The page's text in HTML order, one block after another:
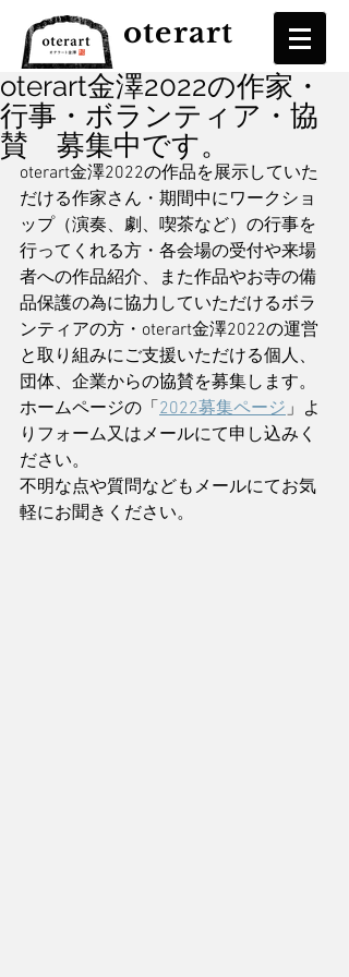
oterart
oterart金澤2022の作家・
行事・ボランティア・協
賛 募集中です。
oterart金澤2022の作品を展示していた
だける作家さん・期間中にワークショ
ップ（演奏、劇、喫茶など）の行事を
行ってくれる方・各会場の受付や来場
者への作品紹介、また作品やお寺の備
品保護の為に協力していただけるボラ
ンティアの方・oterart金澤2022の運営
と取り組みにご支援いただける個人、
団体、企業からの協賛を募集します。
ホームページの「 2022募集ページ」よ
りフォーム又はメールにて申し込みく
ださい。
不明な点や質問などもメールにてお気
軽にお聞きください。